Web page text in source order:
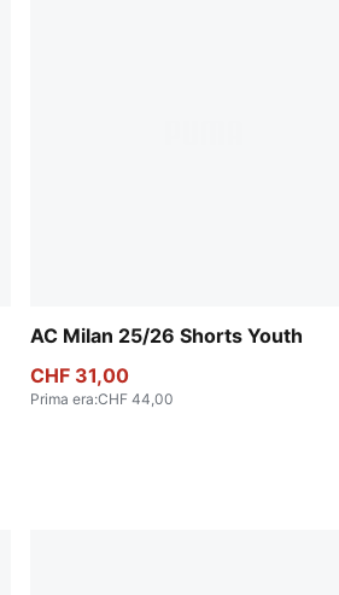
AC Milan 25/26 Shorts Youth
CHF 31,00
Prima era:CHF 44,00